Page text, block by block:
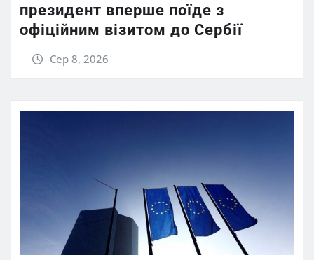
президент вперше поїде з
офіційним візитом до Сербії
Сер 8, 2026